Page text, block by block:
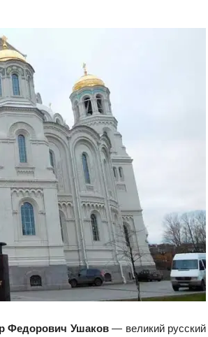
собор
Федорович Ушаков— великий русский